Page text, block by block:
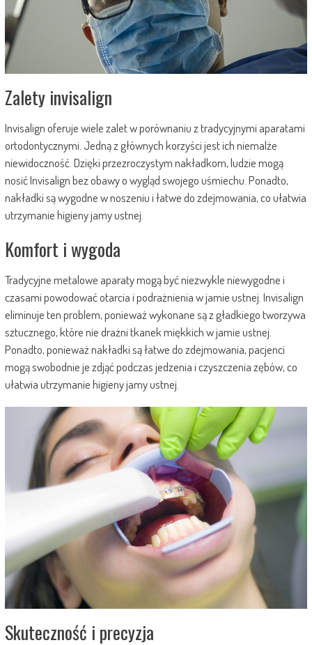
Zalety invisalign
Invisalign oferuje wiele zalet w porównaniu z tradycyjnymi aparatami
ortodontycznymi. Jedną z głównych korzyści jest ich niemalże
niewidoczność. Dzięki przezroczystym nakładkom, ludzie mogą
nosić Invisalign bez obawy o wygląd swojego uśmiechu. Ponadto,
nakładki są wygodne w noszeniu i łatwe do zdejmowania, co ułatwia
utrzymanie higieny jamy ustnej.
Komfort i wygoda
Tradycyjne metalowe aparaty mogą być niezwykle niewygodne i
czasami powodować otarcia i podrażnienia w jamie ustnej. Invisalign
eliminuje ten problem, ponieważ wykonane są z gładkiego tworzywa
sztucznego, które nie drażni tkanek miękkich w jamie ustnej.
Ponadto, ponieważ nakładki są łatwe do zdejmowania, pacjenci
mogą swobodnie je zdjąć podczas jedzenia i czyszczenia zębów, co
ułatwia utrzymanie higieny jamy ustnej.
Skuteczność i precyzja